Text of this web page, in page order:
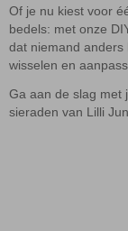
Of je nu kiest voor
bedels: met onze
dat niemand anders
wisselen en
Ga aan de slag met
sieraden van Lilli